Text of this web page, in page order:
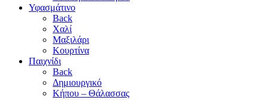
Υφασμάτινο
Back
Χαλί
Μαξιλάρι
Κουρτίνα
Παιχνίδι
Back
Δημιουργικό
Κήπου – Θάλασσας